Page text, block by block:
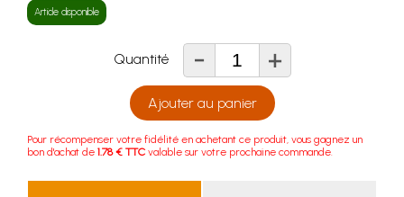
Article disponible
Quantité - +
Ajouter au panier
Pour récompenser votre fidélité en achetant ce produit, vous gagnez un
bon d'achat de 1.78 € TTC valable sur votre prochaine commande.